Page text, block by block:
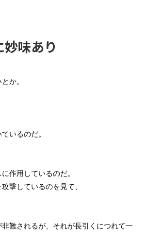
味あり
か。
いるのだ。
作用しているのだ。
撃しているのを見て、
難されるが、それが長引くにつれて一